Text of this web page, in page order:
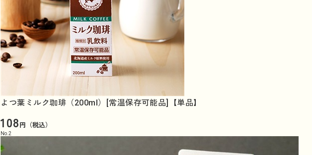
よつ葉ミルク珈琲（200ml）[常温保存可能品]【単品】
108円（税込）
No.2